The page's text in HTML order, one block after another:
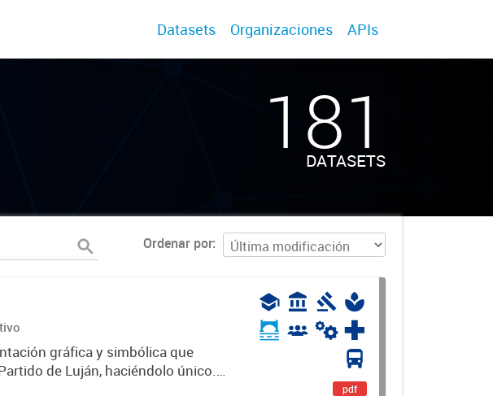
Datasets Organizaciones APIs
181
DATASETS
Ordenar por
gráfica y simbólica que
de Luján, haciéndolo único.
pdf